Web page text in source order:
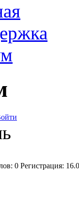
0 Регистрация: